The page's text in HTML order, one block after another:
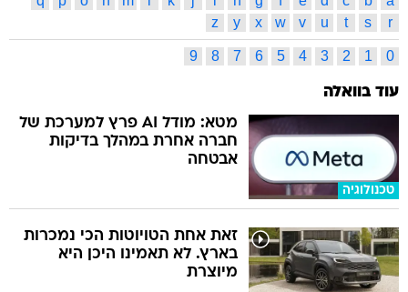
r
s
t
u
v
w
x
y
z
0
1
2
3
4
5
6
7
8
9
עוד בוואלה
טכנולוגיה
מטא: מודל AI פרץ למערכת של
חברה אחרת במהלך בדיקות
אבטחה
זאת אחת הטויוטות הכי נמכרות
בארץ. לא תאמינו היכן היא
מיוצרת